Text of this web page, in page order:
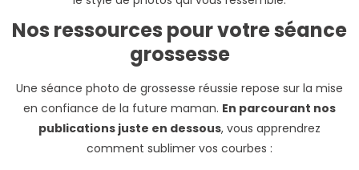
Nos ressources pour votre séance
grossesse
Une séance photo de grossesse réussie repose sur la mise
en confiance de la future maman. En parcourant nos
publications juste en dessous, vous apprendrez
comment sublimer vos courbes :